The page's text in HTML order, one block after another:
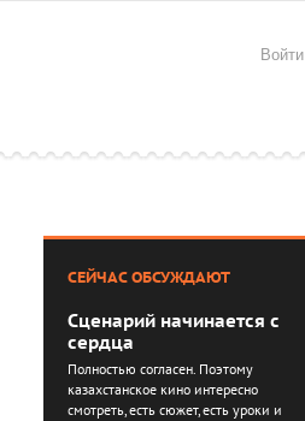
Войти
СЕЙЧАС ОБСУЖДАЮТ
Сценарий начинается с
сердца
Полностью согласен. Поэтому
казахстанское кино интересно
смотреть, есть сюжет, есть уроки и